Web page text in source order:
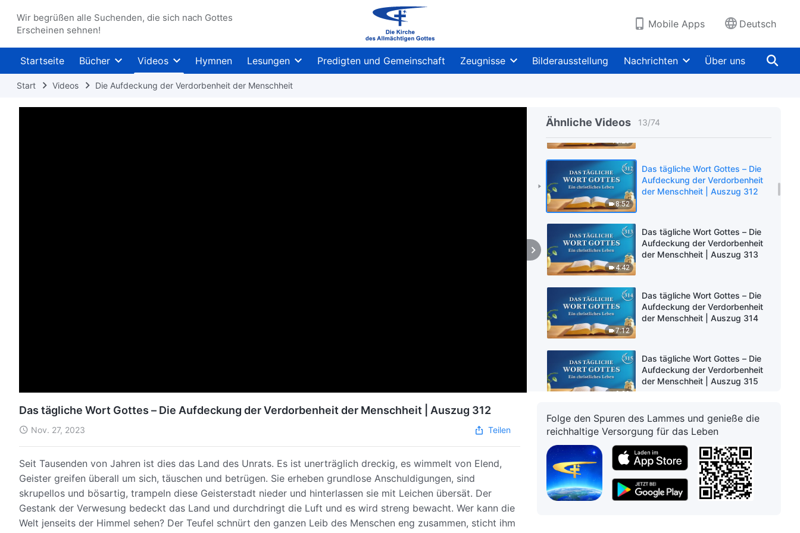
Wir begrüßen alle Suchenden, die sich nach Gottes
Erscheinen sehnen!
Mobile Apps Deutsch
Startseite Bücher Videos Hymnen Lesungen Predigten und Gemeinschaft Zeugnisse Bilderausstellung Nachrichten Über uns
Start Videos Die Aufdeckung der Verdorbenheit der Menschheit
Ähnliche Videos 13/74
Aufdeckung der Verdorbenheit
der Menschheit | Auszug 310
13:20
Aufdeckung der Verdorbenheit
der Menschheit | Auszug 311
8:52
Das tägliche Wort Gottes – Die
Aufdeckung der Verdorbenheit
der Menschheit | Auszug 312
4:42
Das tägliche Wort Gottes – Die
Aufdeckung der Verdorbenheit
der Menschheit | Auszug 313
7:12
Das tägliche Wort Gottes – Die
Aufdeckung der Verdorbenheit
der Menschheit | Auszug 314
9:22
Das tägliche Wort Gottes – Die
Aufdeckung der Verdorbenheit
der Menschheit | Auszug 315
11:51
Das tägliche Wort Gottes – Die
Aufdeckung der Verdorbenheit
der Menschheit | Auszug 316
Das tägliche Wort Gottes – Die
Aufdeckung der Verdorbenheit
Das tägliche Wort Gottes – Die Aufdeckung der Verdorbenheit der Menschheit | Auszug 312
Nov. 27, 2023 Teilen
Seit Tausenden von Jahren ist dies das Land des Unrats. Es ist unerträglich dreckig, es wimmelt von Elend,
Geister greifen überall um sich, täuschen und betrügen. Sie erheben grundlose Anschuldigungen, sind
skrupellos und bösartig, trampeln diese Geisterstadt nieder und hinterlassen sie mit Leichen übersät. Der
Gestank der Verwesung bedeckt das Land und durchdringt die Luft und es wird streng bewacht. Wer kann die
Welt jenseits der Himmel sehen? Der Teufel schnürt den ganzen Leib des Menschen eng zusammen, sticht ihm
Folge den Spuren des Lammes und genieße die
reichhaltige Versorgung für das Leben